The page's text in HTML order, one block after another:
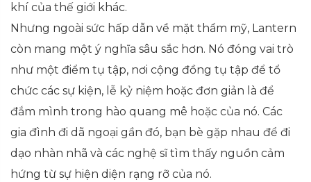
khí của thế giới khác.
Nhưng ngoài sức hấp dẫn về mặt thẩm mỹ, Lantern
còn mang một ý nghĩa sâu sắc hơn. Nó đóng vai trò
như một điểm tụ tập, nơi cộng đồng tụ tập để tổ
chức các sự kiện, lễ kỷ niệm hoặc đơn giản là để
đắm mình trong hào quang mê hoặc của nó. Các
gia đình đi dã ngoại gần đó, bạn bè gặp nhau để đi
dạo nhàn nhã và các nghệ sĩ tìm thấy nguồn cảm
hứng từ sự hiện diện rạng rỡ của nó.